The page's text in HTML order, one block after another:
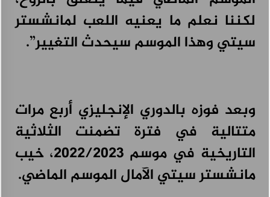
لكننا نعلم ما يعنيه اللعب لمانشستر
سيتي وهذا الموسم سيحدث التغيير”.
وبعد فوزه بالدوري الإنجليزي أربع مرات
متتالية في فترة تضمنت الثلاثية
التاريخية في موسم 2022/2023، خيب
مانشستر سيتي الآمال الموسم الماضي.